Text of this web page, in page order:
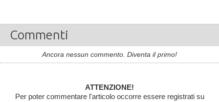
Commenti
Ancora nessun commento. Diventa il primo!
ATTENZIONE!
Per poter commentare l'articolo occorre essere registrati su